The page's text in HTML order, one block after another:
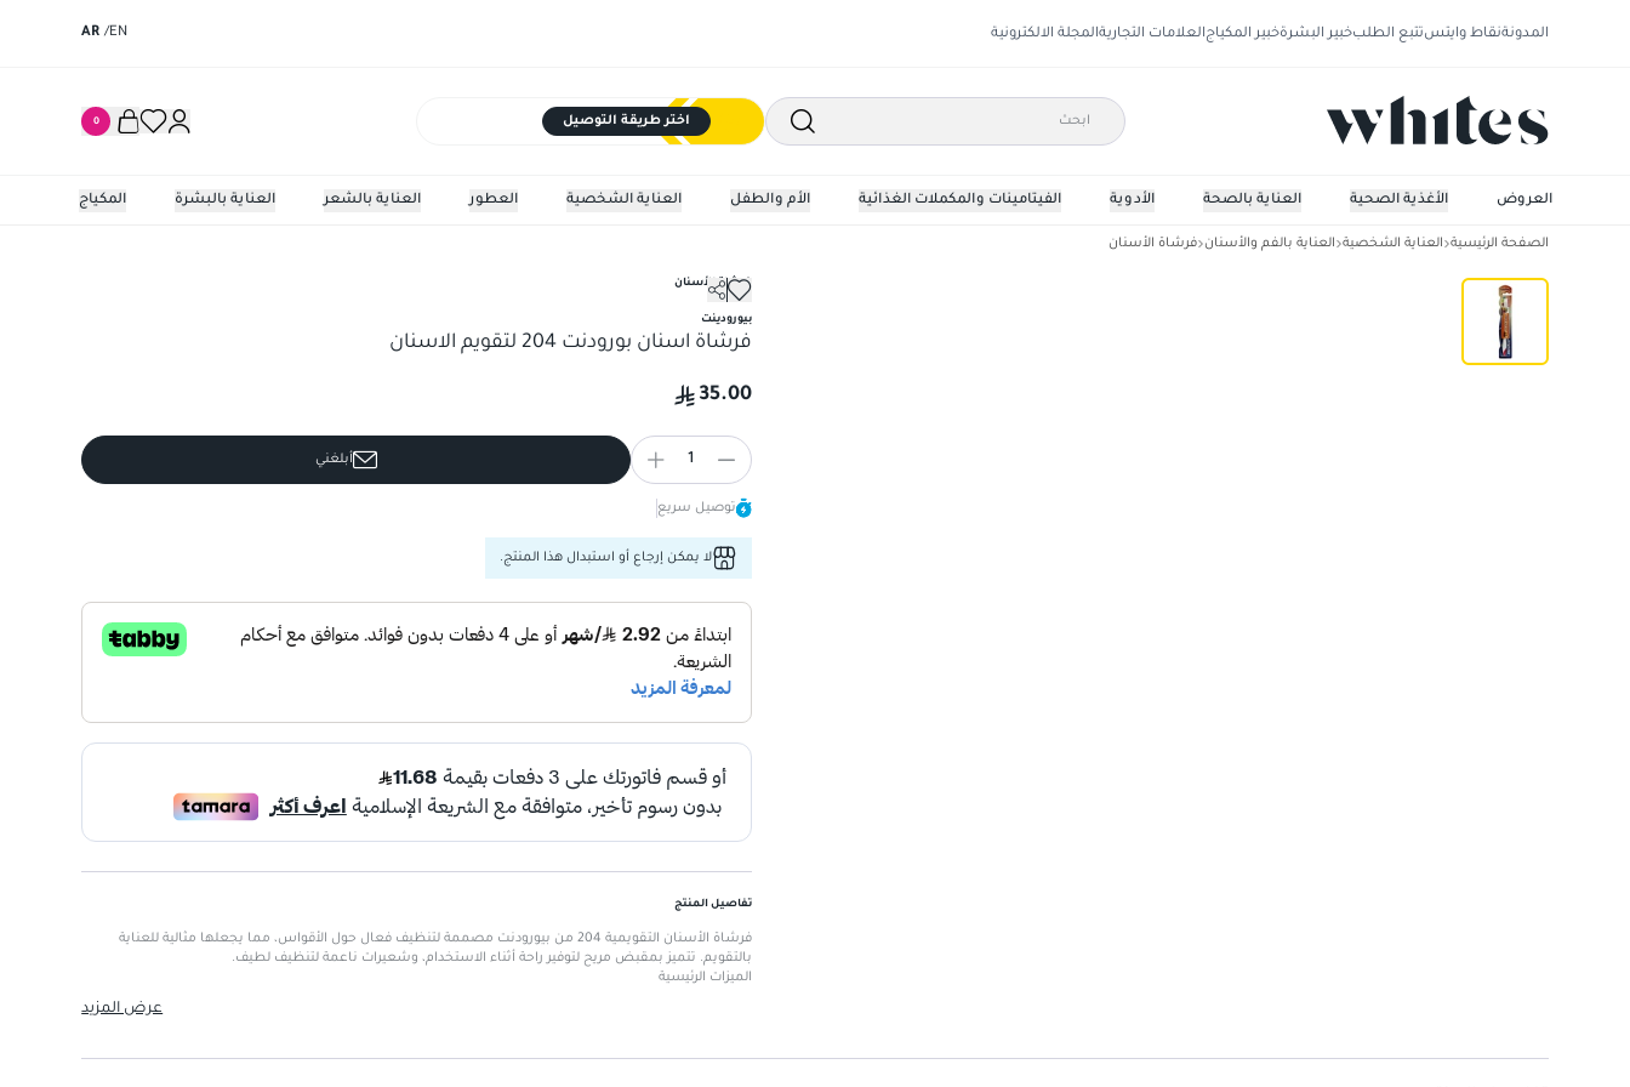
المدونةنقاط وايتستتبع الطلبخبير البشرةخبير المكياجالعلامات التجاريةالمجلة الالكترونية EN
/
AR
اختر طريقة التوصيل 0
المكياج العناية بالبشرة العناية بالشعر العطور العناية الشخصية الأم والطفل الفيتامينات والمكملات الغذائية الأدوية العناية بالصحة الأغذية الصحية العروض
الصفحة الرئيسية العناية الشخصية العناية بالفم والأسنان فرشاة الأسنان
فرشاة الأسنان
بيورودينت
فرشاة اسنان بورودنت 204 لتقويم الاسنان
35.00
1 أبلغني
توصيل سريع
لا يمكن إرجاع أو استبدال هذا المنتج.
تفاصيل المنتج
فرشاة الأسنان التقويمية 204 من بيورودنت مصممة لتنظيف فعال حول الأقواس، مما يجعلها مثالية للعناية
بالتقويم. تتميز بمقبض مريح لتوفير راحة أثناء الاستخدام، وشعيرات ناعمة لتنظيف لطيف.
الميزات الرئيسية
أداة للعناية بالفم: تدعم العناية الصحية للأسنان أثناء فترة التقويم.
عرض المزيد